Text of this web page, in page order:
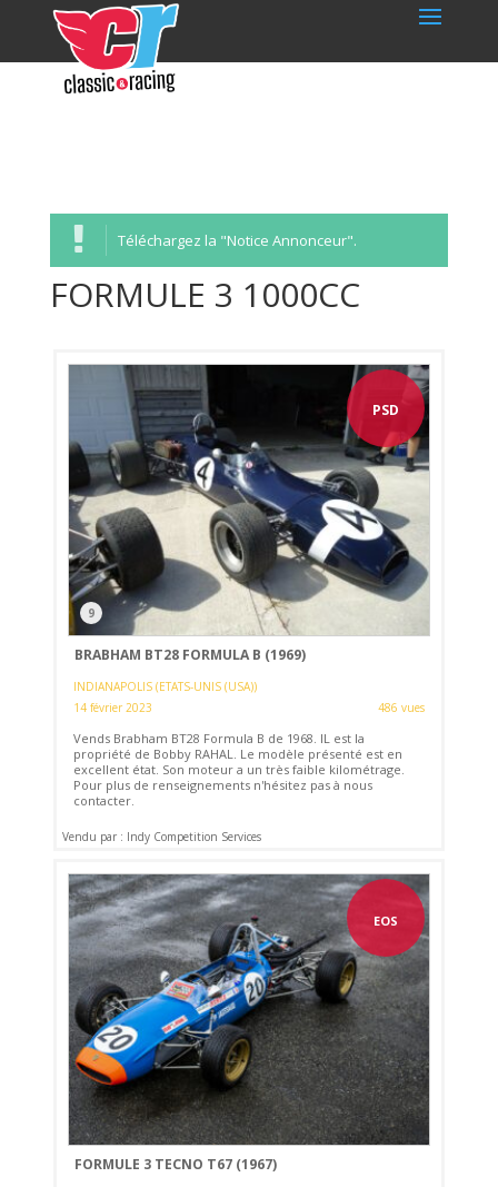
Téléchargez la "Notice Annonceur".
FORMULE 3 1000CC
PSD
9
BRABHAM BT28 FORMULA B (1969)
INDIANAPOLIS (ETATS-UNIS (USA))
14 février 2023
486 vues
Vends Brabham BT28 Formula B de 1968. IL est la
propriété de Bobby RAHAL. Le modèle présenté est en
excellent état. Son moteur a un très faible kilométrage.
Pour plus de renseignements n'hésitez pas à nous
contacter.
Vendu par : Indy Competition Services
EOS
FORMULE 3 TECNO T67 (1967)